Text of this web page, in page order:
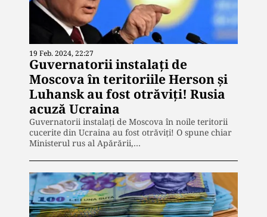
19 Feb. 2024, 22:27
Guvernatorii instalați de
Moscova în teritoriile Herson şi
Luhansk au fost otrăviți! Rusia
acuză Ucraina
Guvernatorii instalați de Moscova în noile teritorii
cucerite din Ucraina au fost otrăviți! O spune chiar
Ministerul rus al Apărării,…